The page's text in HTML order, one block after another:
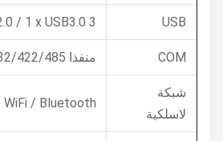
COM منفذا RS-232/422/485
شبكة
لاسلكية
4G / WiFi / Bluetooth (اختياري)